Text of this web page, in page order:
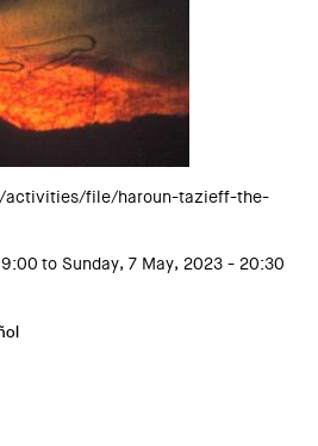
activities/file/haroun-tazieff-the-
to Sunday, 7 May, 2023 - 20:30
2023. Haroun Tazieff, the poet of fire.